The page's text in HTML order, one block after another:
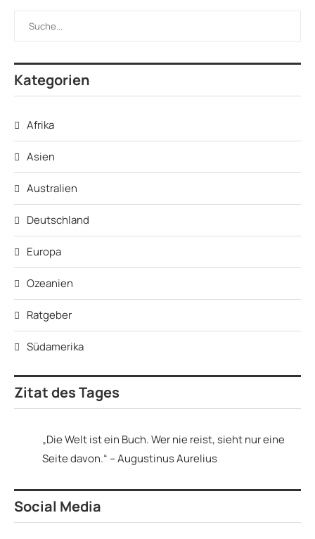
Kategorien
Afrika
Asien
Australien
Deutschland
Europa
Ozeanien
Ratgeber
Südamerika
Zitat des Tages
„Die Welt ist ein Buch. Wer nie reist, sieht nur eine
Seite davon.“ – Augustinus Aurelius
Social Media